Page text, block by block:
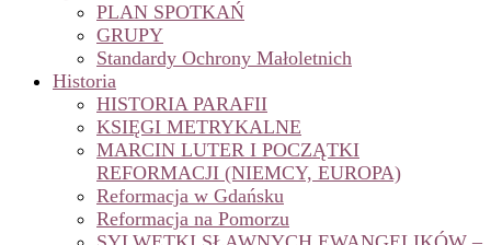
PLAN SPOTKAŃ
GRUPY
Standardy Ochrony Małoletnich
Historia
HISTORIA PARAFII
KSIĘGI METRYKALNE
MARCIN LUTER I POCZĄTKI
REFORMACJI (NIEMCY, EUROPA)
Reformacja w Gdańsku
Reformacja na Pomorzu